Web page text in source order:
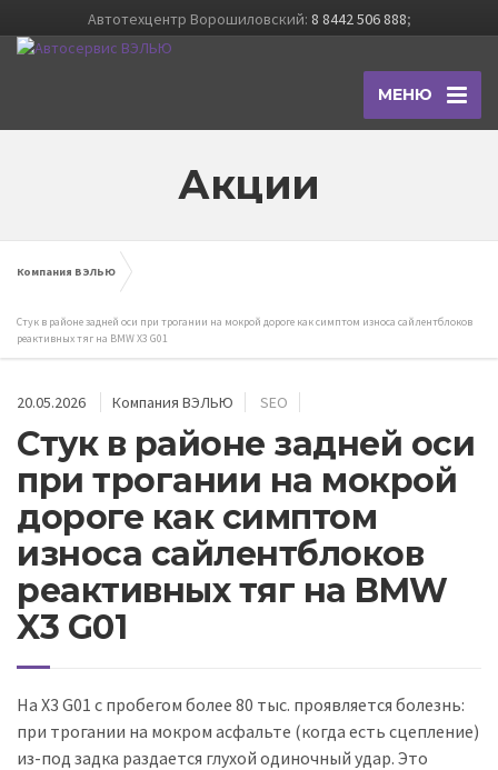
Автотехцентр Ворошиловский: 8 8442 506 888;
МЕНЮ
Акции
Компания ВЭЛЬЮ
Стук в районе задней оси при трогании на мокрой дороге как симптом износа сайлентблоков
реактивных тяг на BMW X3 G01
20.05.2026 Компания ВЭЛЬЮ SEO
Стук в районе задней оси
при трогании на мокрой
дороге как симптом
износа сайлентблоков
реактивных тяг на BMW
X3 G01
На X3 G01 с пробегом более 80 тыс. проявляется болезнь:
при трогании на мокром асфальте (когда есть сцепление)
из-под задка раздается глухой одиночный удар. Это